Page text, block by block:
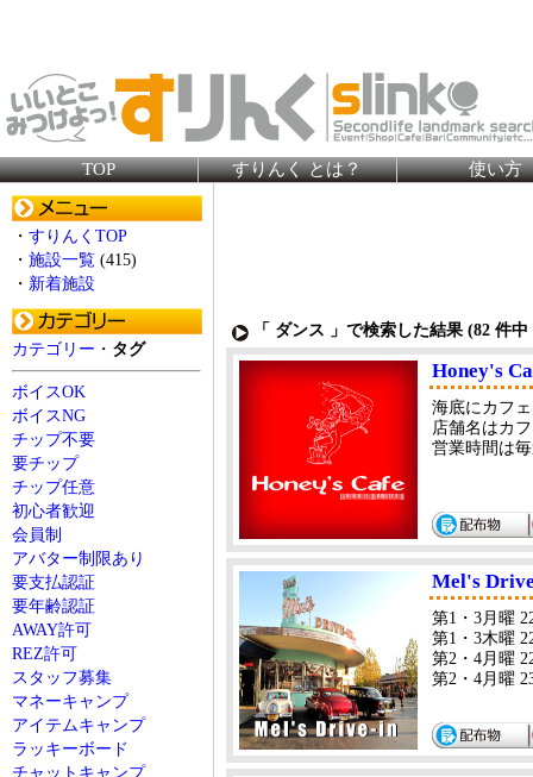
TOP すりんく とは？ 使い方
・ すりんくTOP
・ 施設一覧 (415)
・ 新着施設
カテゴリー ・ タグ
ボイスOK
ボイスNG
チップ不要
要チップ
チップ任意
初心者歓迎
会員制
アバター制限あり
要支払認証
要年齢認証
AWAY許可
REZ許可
スタッフ募集
マネーキャンプ
アイテムキャンプ
ラッキーボード
チャットキャンプ
「 ダンス 」で検索した結果 (82 件中
Honey's
海底にカフ
店舗名はカ
営業時間は
Mel's
第1・3月曜
第1・3木曜
第2・4月曜
第2・4月曜